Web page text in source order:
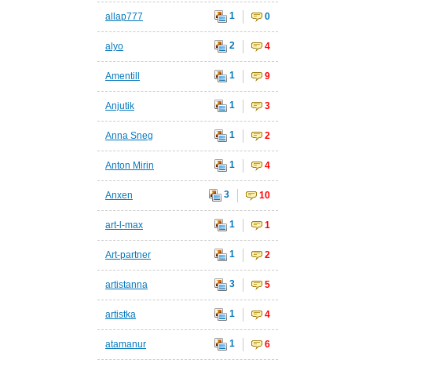
allap777 1 0
alyo 2 4
Amentill 1 9
Anjutik 1 3
Anna Sneg 1 2
Anton Mirin 1 4
Anxen 3 10
art-l-max 1 1
Art-partner 1 2
artistanna 3 5
artistka 1 4
atamanur 1 6